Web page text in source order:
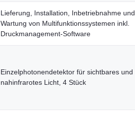
Lieferung, Installation, Inbetriebnahme und
Wartung von Multifunktionssystemen inkl.
Druckmanagement-Software
Einzelphotonendetektor für sichtbares und
nahinfrarotes Licht, 4 Stück